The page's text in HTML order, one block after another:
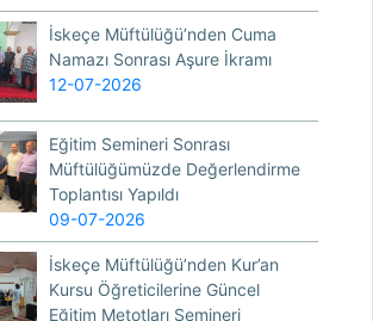
İskeçe Müftülüğü’nden Cuma
Namazı Sonrası Aşure İkramı
12-07-2026
Eğitim Semineri Sonrası
Müftülüğümüzde Değerlendirme
Toplantısı Yapıldı
09-07-2026
İskeçe Müftülüğü’nden Kur’an
Kursu Öğreticilerine Güncel
Eğitim Metotları Semineri